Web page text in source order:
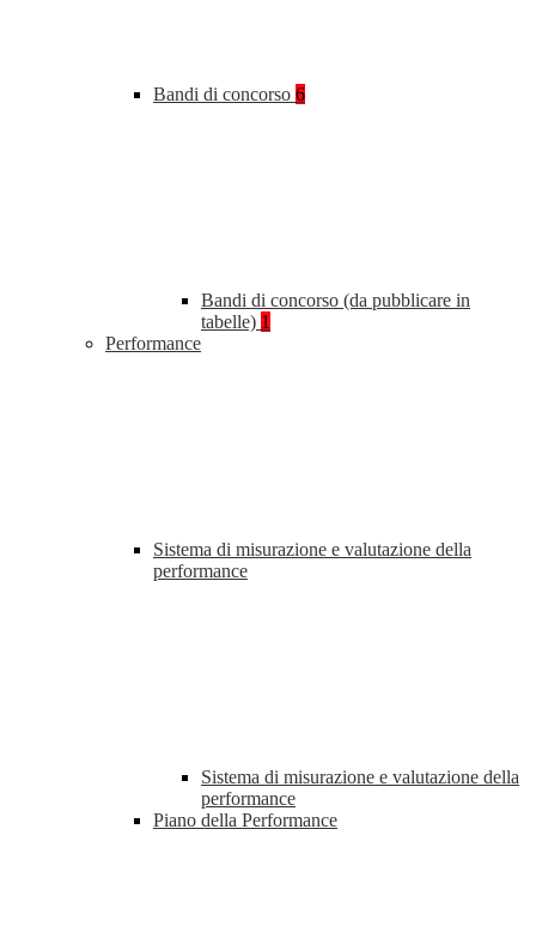
Bandi di concorso 6
Bandi di concorso (da pubblicare in
tabelle) 1
Performance
Sistema di misurazione e valutazione della
performance
Sistema di misurazione e valutazione della
performance
Piano della Performance